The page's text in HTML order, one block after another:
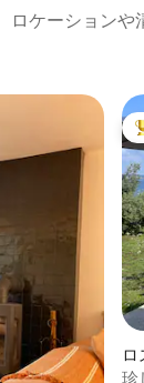
ロケーション
ロ
珍